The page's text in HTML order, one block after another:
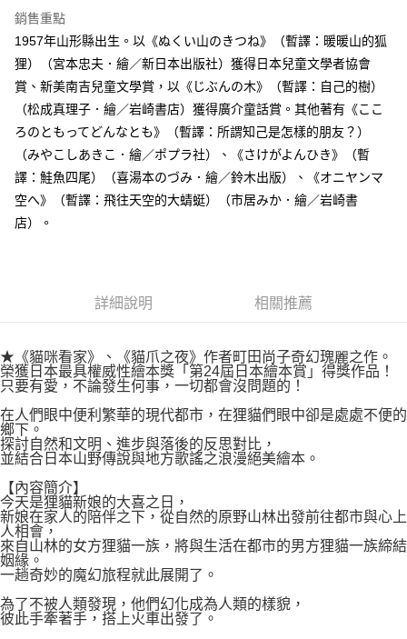
※ 請注意：結帳手續完成當下不需立刻繳費，但若您需要取消訂單，請聯絡
購買商品的店家。未經商家同意取消之訂單仍視為有效，需透過AFTEE先享
後付繳納相關費用。
※ 交易是否成功請以「AFTEE先享後付 」之結帳頁面顯示為準，若有關於
是否繳費成功／繳費後需取消欲退款等相關疑問，請聯繫「AFTEE先享後付
【注意事項】
１．透過由恩沛科技股份有限公司提供之「AFTEE先享後付」服務完成之交
易，需依本服務之必要範圍內提供個人資料，並將交易相關給付款項請求債
權轉讓予恩沛科技股份有限公司。
２．關於個人資料處理事宜，請瀏覽以下網址：
３．未成年的使用者請事先徵得法定代理人或監護人之同意方可使用
時審查核予不同之上限額度；若仍有額度不足之情形，本公司將視審查結果
請求用戶進行身份認證。
每筆NT$80，滿NT$500(含以上)免運費
付款後萊爾富取貨
每筆NT$80，滿NT$500(含以上)免運費
7-11取貨付款
每筆NT$80，滿NT$500(含以上)免運費
付款後7-11取貨
每筆NT$80，滿NT$500(含以上)免運費
銷售重點
1957年山形縣出生。以《ぬくい山のきつね》（暫譯：暖暖山的狐
狸）（宮本忠夫．繪／新日本出版社）獲得日本兒童文學者協會
賞、新美南吉兒童文學賞，以《じぶんの木》（暫譯：自己的樹）
（松成真理子．繪／岩崎書店）獲得廣介童話賞。其他著有《ここ
ろのともってどんなとも》（暫譯：所謂知己是怎樣的朋友？）
（みやこしあきこ．繪／ポプラ社）、《さけがよんひき》（暫
譯：鮭魚四尾）（喜湯本のづみ．繪／鈴木出版）、《オニヤンマ
空へ》（暫譯：飛往天空的大蜻蜓）（市居みか．繪／岩崎書
店）。
詳細說明 相關推薦
★《貓咪看家》、《貓爪之夜》作者町田尚子奇幻瑰麗之作。
榮獲日本最具權威性繪本獎「第24屆日本繪本賞」得獎作品！
只要有愛，不論發生何事，一切都會沒問題的！
在人們眼中便利繁華的現代都市，在狸貓們眼中卻是處處不便的
鄉下。
探討自然和文明、進步與落後的反思對比，
並結合日本山野傳說與地方歌謠之浪漫絕美繪本。
【內容簡介】
今天是狸貓新娘的大喜之日，
新娘在家人的陪伴之下，從自然的原野山林出發前往都市與心上
人相會，
來自山林的女方狸貓一族，將與生活在都市的男方狸貓一族締結
姻緣。
一趟奇妙的魔幻旅程就此展開了。
為了不被人類發現，他們幻化成為人類的樣貌，
彼此手牽著手，搭上火車出發了。